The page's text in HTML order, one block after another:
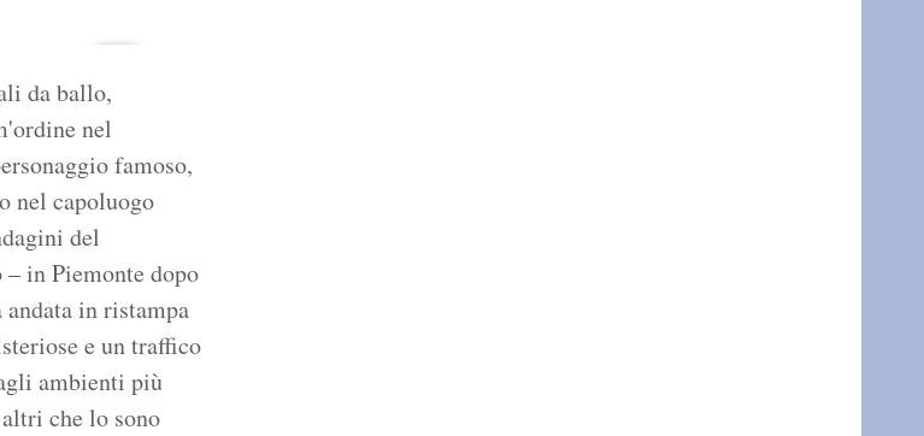
da ballo,
nel
famoso,
nel capoluogo
del
in Piemonte dopo
in ristampa
e un traffico
ambienti più
che lo sono